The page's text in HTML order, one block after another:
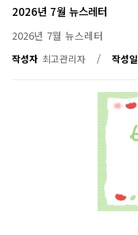
2026년 7월 뉴스레터
2026년 7월 뉴스레터
작성자 최고관리자 / 작성일